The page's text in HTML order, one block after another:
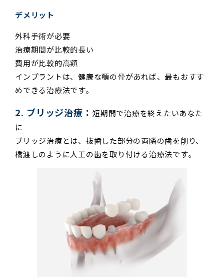
デメリット
外科手術が必要
治療期間が比較的長い
費用が比較的高額
インプラントは、健康な顎の骨があれば、最もおすす
めできる治療法です。
2. ブリッジ治療： 短期間で治療を終えたいあなた
に
ブリッジ治療とは、抜歯した部分の両隣の歯を削り、
橋渡しのように人工の歯を取り付ける治療法です。